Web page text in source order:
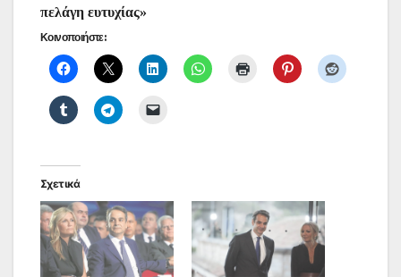
πελάγη ευτυχίας»
Κοινοποιήστε:
Σχετικά